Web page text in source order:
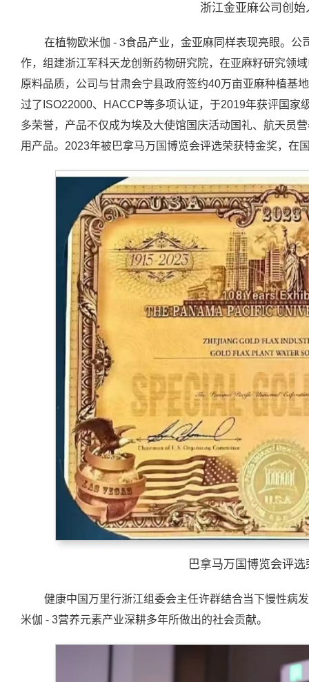
浙江金亚麻公司创始
在植物欧米伽 - 3食品产业，金亚麻同样表现亮眼。
作，组建浙江军科天龙创新药物研究院，在亚麻籽研究领
原料品质，公司与甘肃会宁县政府签约40万亩亚麻种植基
过了ISO22000、HACCP等多项认证，于2019年获评国家
多荣誉，产品不仅成为埃及大使馆国庆活动国礼、航天员
用产品。2023年被巴拿马万国博览会评选荣获特金奖，在
巴拿马万国博览会评
健康中国万里行浙江组委会主任许群结合当下慢性病
米伽 - 3营养元素产业深耕多年所做出的社会贡献。